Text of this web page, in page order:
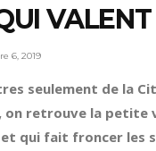
6, 2019
seulement de la
on retrouve la
qui fait froncer les